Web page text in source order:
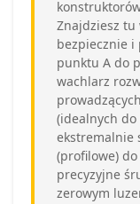
Znajdziesz tu
bezpiecznie i
punktu A do
wachlarz
(idealnych do
ekstremalnie
(profilowe)
precyzyjne
zerowym